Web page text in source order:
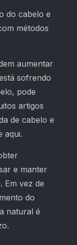
do cabelo e
métodos
aumentar
sofrendo
pode
artigos
de cabelo e
aqui.
e manter
Em vez de
do
natural é